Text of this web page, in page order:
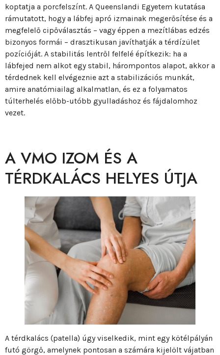
koptatja a porcfelszínt. A Queenslandi Egyetem kutatása
rámutatott, hogy a lábfej apró izmainak megerősítése és a
megfelelő cipőválasztás – vagy éppen a mezítlábas edzés
bizonyos formái – drasztikusan javíthatják a térdízület
pozícióját. A stabilitás lentről felfelé építkezik: ha a
lábfejed nem alkot egy stabil, hárompontos alapot, akkor a
térdednek kell elvégeznie azt a stabilizációs munkát,
amire anatómiailag alkalmatlan, és ez a folyamatos
túlterhelés előbb-utóbb gyulladáshoz és fájdalomhoz
vezet.
A VMO IZOM ÉS A
TÉRDKALÁCS HELYES ÚTJA
A térdkalács (patella) úgy viselkedik, mint egy kötélpályán
futó görgő, amelynek pontosan a számára kijelölt vájatban